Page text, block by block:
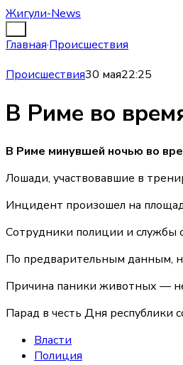
Жигули-News
Главная·Происшествия
Происшествия30 мая22:25
В Риме во
В Риме минувшей ночью во
Лошади, участвовавшие в
Инцидент произошел на
Сотрудники полиции и службы
По предварительным данным,
Причина паники животных —
Парад в честь Дня республики
Власти
Полиция